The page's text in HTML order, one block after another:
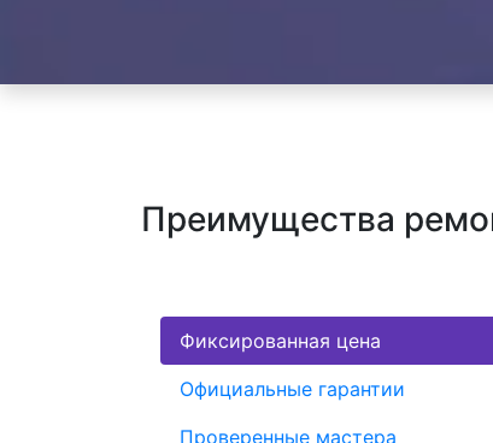
Преимущества
Фиксированная цена
Официальные гарантии
Проверенные мастера